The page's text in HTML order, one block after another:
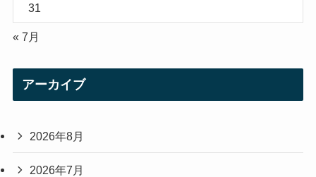
31
« 7月
アーカイブ
2026年8月
2026年7月